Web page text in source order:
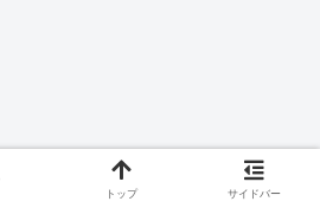
トップ サイドバー